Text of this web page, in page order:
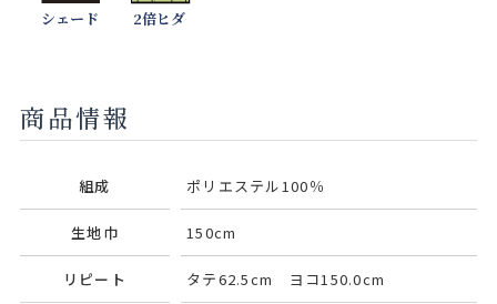
シェード 2倍ヒダ
商品情報
組成 ポリエステル100％
生地巾 150cm
リピート タテ62.5cm ヨコ150.0cm